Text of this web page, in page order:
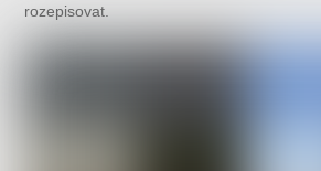
rozepisovat.